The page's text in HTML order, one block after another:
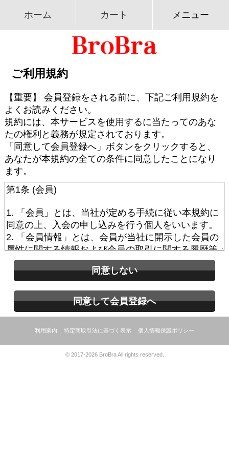
ホーム カート メニュー
ご利用規約
【重要】 会員登録をされる前に、下記ご利用規約を
よくお読みください。
規約には、本サービスを使用するに当たってのあな
たの権利と義務が規定されております。
「同意して会員登録へ」ボタンをクリックすると、
あなたが本規約の全ての条件に同意したことになり
ます。
同意しない
同意して会員登録へ
利用案内 特定商取引法に基づく表示 個人情報保護ポリシー
© 2017-2026 BroBra All rights reserved.